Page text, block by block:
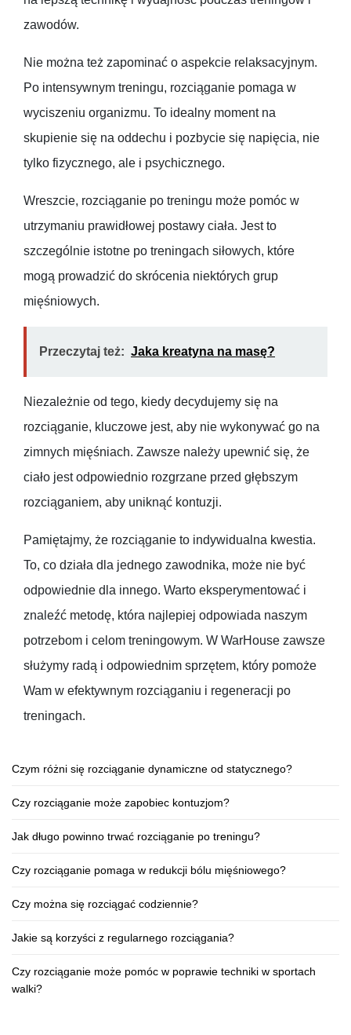
zawodów.
Nie można też zapominać o aspekcie relaksacyjnym.
Po intensywnym treningu, rozciąganie pomaga w
wyciszeniu organizmu. To idealny moment na
skupienie się na oddechu i pozbycie się napięcia, nie
tylko fizycznego, ale i psychicznego.
Wreszcie, rozciąganie po treningu może pomóc w
utrzymaniu prawidłowej postawy ciała. Jest to
szczególnie istotne po treningach siłowych, które
mogą prowadzić do skrócenia niektórych grup
mięśniowych.
Przeczytaj też: Jaka kreatyna na masę?
Niezależnie od tego, kiedy decydujemy się na
rozciąganie, kluczowe jest, aby nie wykonywać go na
zimnych mięśniach. Zawsze należy upewnić się, że
ciało jest odpowiednio rozgrzane przed głębszym
rozciąganiem, aby uniknąć kontuzji.
Pamiętajmy, że rozciąganie to indywidualna kwestia.
To, co działa dla jednego zawodnika, może nie być
odpowiednie dla innego. Warto eksperymentować i
znaleźć metodę, która najlepiej odpowiada naszym
potrzebom i celom treningowym. W WarHouse zawsze
służymy radą i odpowiednim sprzętem, który pomoże
Wam w efektywnym rozciąganiu i regeneracji po
treningach.
Czym różni się rozciąganie dynamiczne od statycznego?
Czy rozciąganie może zapobiec kontuzjom?
Jak długo powinno trwać rozciąganie po treningu?
Czy rozciąganie pomaga w redukcji bólu mięśniowego?
Czy można się rozciągać codziennie?
Jakie są korzyści z regularnego rozciągania?
Czy rozciąganie może pomóc w poprawie techniki w sportach
walki?